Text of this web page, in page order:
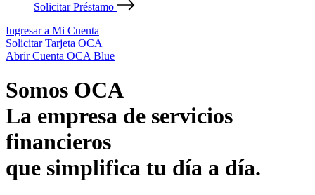
Solicitar Préstamo
Ingresar a Mi Cuenta
Solicitar Tarjeta OCA
Abrir Cuenta OCA Blue
Somos OCA
La empresa de servicios
financieros
que simplifica tu día a día.